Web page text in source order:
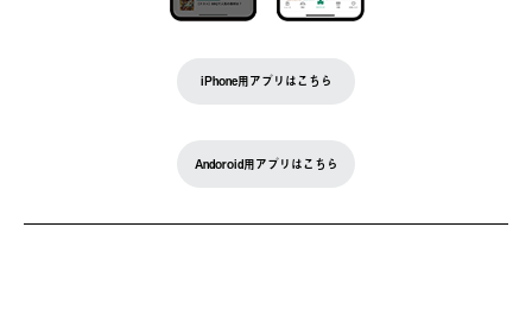
iPhone用アプリはこちら
Andoroid用アプリはこちら